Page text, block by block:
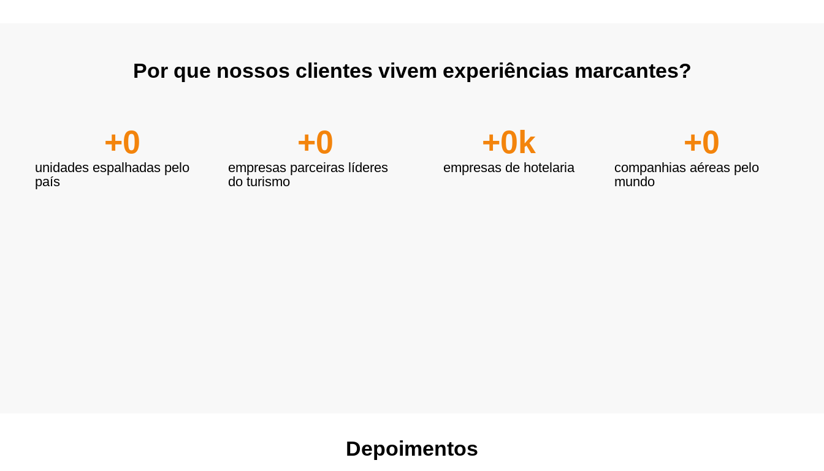
Por que nossos clientes vivem experiências marcantes?
unidades espalhadas pelo
país
+0
empresas parceiras líderes
do turismo
+0
empresas de hotelaria
+0k
companhias aéreas pelo
mundo
+0
Depoimentos